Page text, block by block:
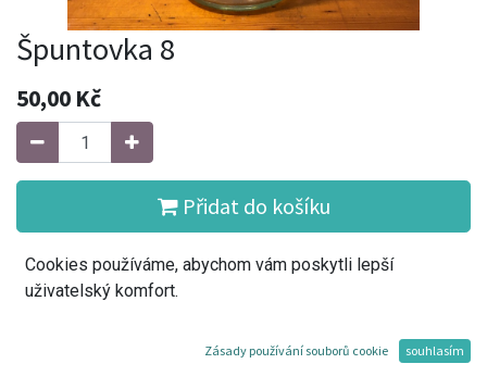
Špuntovka 8
50,00 Kč
Přidat do košíku
Koupit
Přidat do seznamu přání
Cookies používáme, abychom vám poskytli lepší
uživatelský komfort.
Zásady používání souborů cookie souhlasím